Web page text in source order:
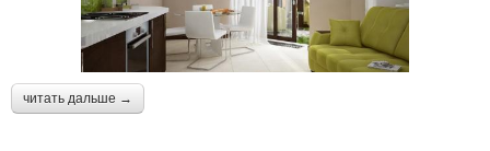
читать дальше →